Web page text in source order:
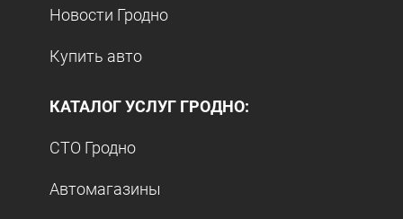
Новости Гродно
Купить авто
КАТАЛОГ УСЛУГ ГРОДНО:
СТО Гродно
Автомагазины